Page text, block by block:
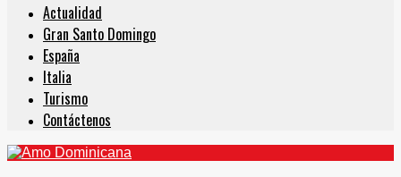
Actualidad
Gran Santo Domingo
España
Italia
Turismo
Contáctenos